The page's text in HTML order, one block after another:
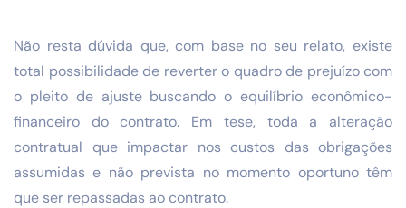
Não resta dúvida que, com base no seu relato, existe
total possibilidade de reverter o quadro de prejuízo com
o pleito de ajuste buscando o equilíbrio econômico-
financeiro do contrato. Em tese, toda a alteração
contratual que impactar nos custos das obrigações
assumidas e não prevista no momento oportuno têm
que ser repassadas ao contrato.